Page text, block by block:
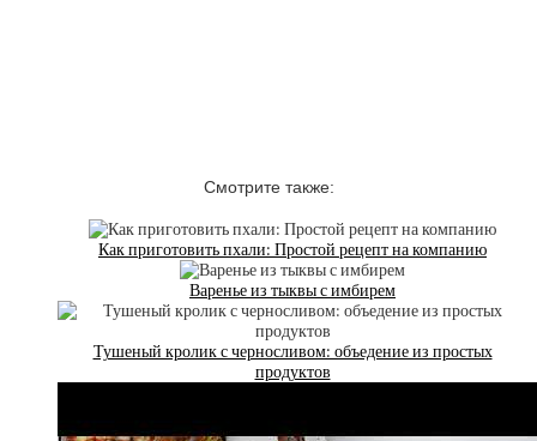
Смотрите также:
Как приготовить пхали: Простой рецепт на компанию
Варенье из тыквы с имбирем
Тушеный кролик с черносливом: объедение из простых
продуктов